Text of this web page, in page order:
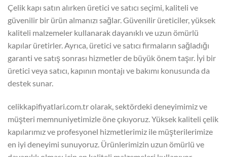
Çelik kapı satın alırken üretici ve satıcı seçimi, kaliteli ve
güvenilir bir ürün almanızı sağlar. Güvenilir üreticiler, yüksek
kaliteli malzemeler kullanarak dayanıklı ve uzun ömürlü
kapılar üretirler. Ayrıca, üretici ve satıcı firmaların sağladığı
garanti ve satış sonrası hizmetler de büyük önem taşır. İyi bir
üretici veya satıcı, kapının montajı ve bakımı konusunda da
destek sunar.
celikkapifiyatlari.com.tr olarak, sektördeki deneyimimiz ve
müşteri memnuniyetimizle öne çıkıyoruz. Yüksek kaliteli çelik
kapılarımız ve profesyonel hizmetlerimiz ile müşterilerimize
en iyi deneyimi sunuyoruz. Ürünlerimizin uzun ömürlü ve